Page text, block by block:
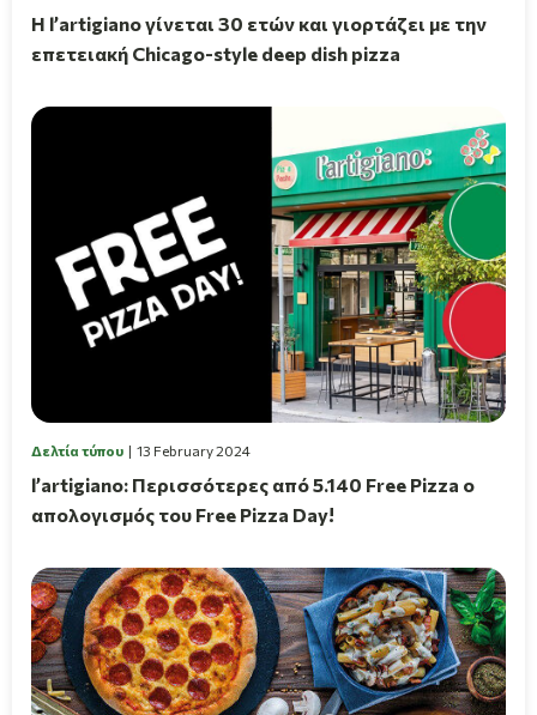
Η l’artigiano γίνεται 30 ετών και γιορτάζει με την
επετειακή Chicago-style deep dish pizza
Δελτία τύπου 13 February 2024
l’artigiano: Περισσότερες από 5.140 Free Pizza ο
απολογισμός του Free Pizza Day!